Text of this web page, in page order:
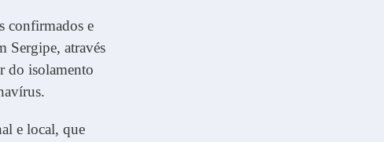
confirmados e
Sergipe, através
do isolamento
e local, que